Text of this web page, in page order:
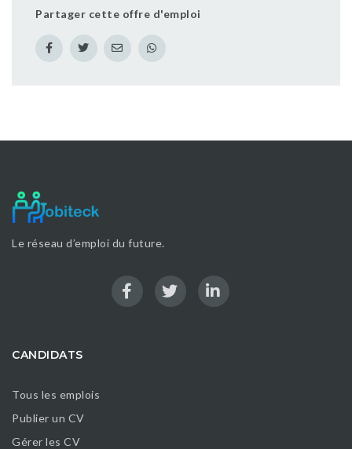
Partager cette offre d'emploi
Le réseau d’emploi du future.
CANDIDATS
Tous les emplois
Publier un CV
Gérer les CV